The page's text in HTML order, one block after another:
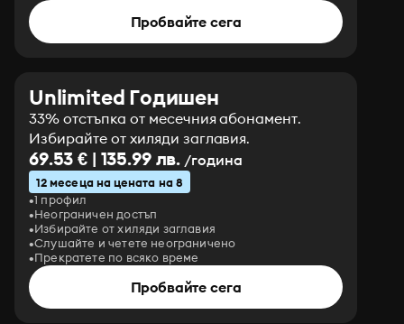
Пробвайте сега
Unlimited Годишен
33% отстъпка от месечния абонамент.
Избирайте от хиляди заглавия.
69.53 € | 135.99 лв. /година
12 месеца на цената на 8
1 профил
Неограничен достъп
Избирайте от хиляди заглавия
Слушайте и четете неограничено
Прекратете по всяко време
Пробвайте сега